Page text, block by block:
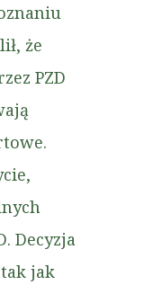
że
PZD
Decyzja
jak